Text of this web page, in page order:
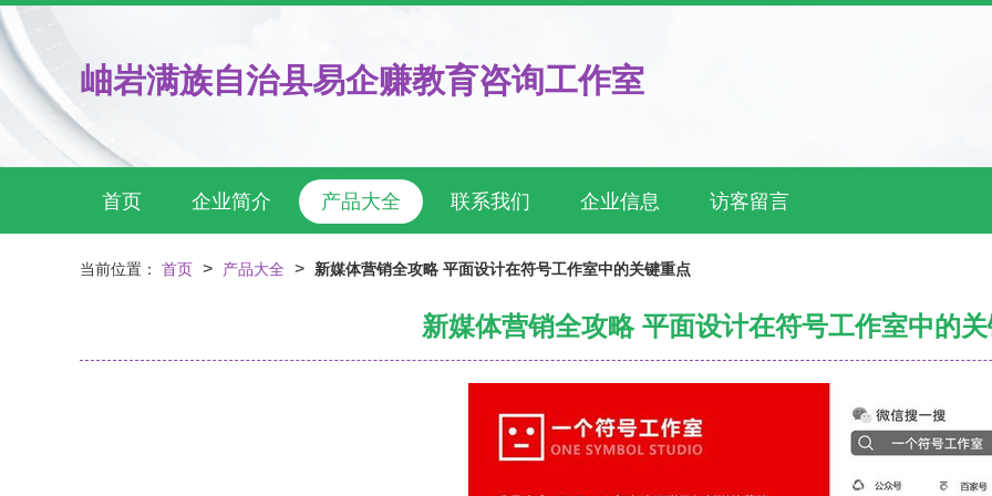
岫岩满族自治县易企赚教育咨询工作室
首页 企业简介 产品大全 联系我们 企业信息 访客留言
当前位置： 首页 > 产品大全 > 新媒体营销全攻略 平面设计在符号工作室中的关键重点
新媒体营销全攻略 平面设计在符号工作室中的